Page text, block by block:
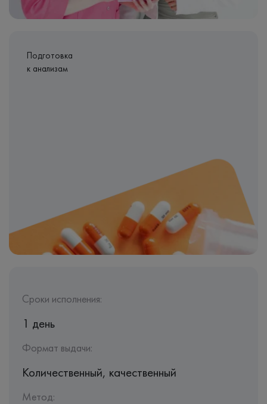
Подготовка
к анализам
Сроки исполнения:
1 день
Формат выдачи:
Количественный, качественный
Метод: